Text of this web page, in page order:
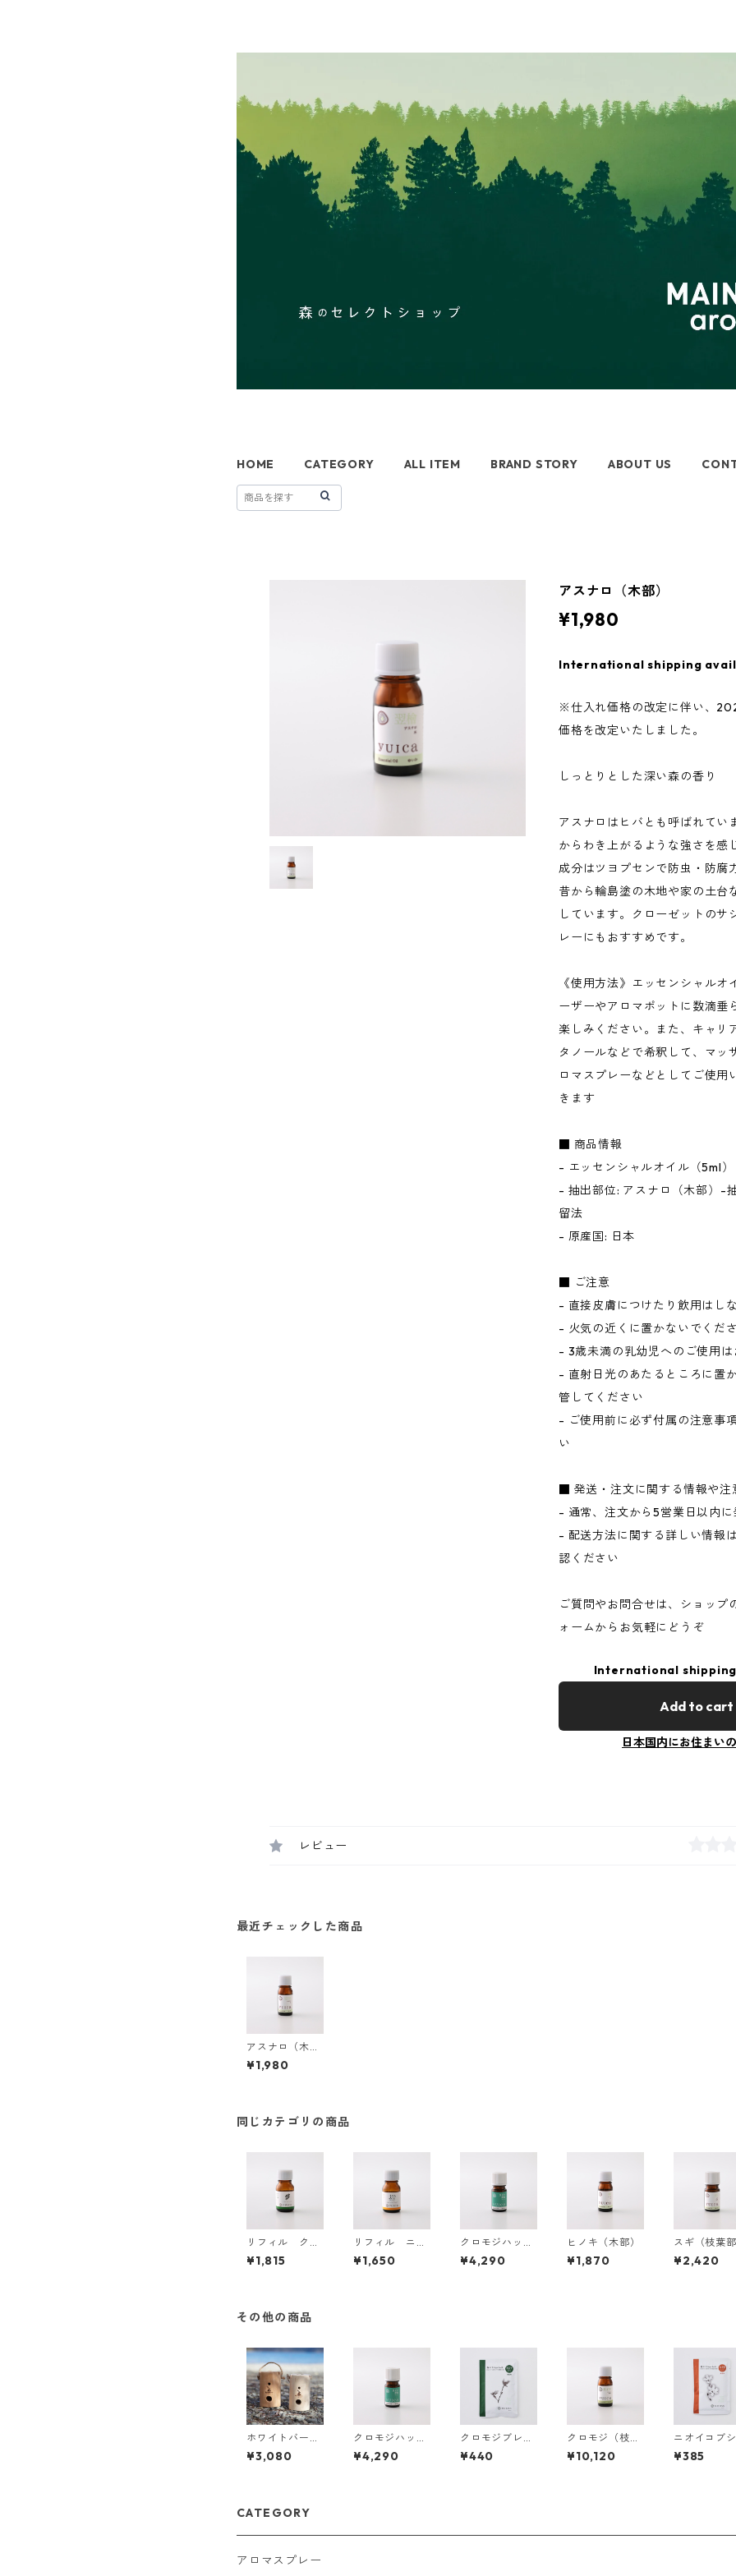
HOME CATEGORY ALL ITEM BRAND STORY ABOUT US
アスナロ（木部）
¥1,980
International shipping
※仕入れ価格の改定に伴い、
価格を改定いたしました。
しっとりとした深い森の香り
アスナロはヒバとも呼ばれてい
からわき上がるような強さを感
成分はツヨプセンで防虫・防腐
昔から輪島塗の木地や家の土台
しています。クローゼットのサ
レーにもおすすめです。
《使用方法》エッセンシャルオ
ーザーやアロマポットに数滴垂
楽しみください。また、キャリ
タノールなどで希釈して、マッ
ロマスプレーなどとしてご使用
きます
■ 商品情報
- エッセンシャルオイル（5ml）
- 抽出部位: アスナロ（木部）-
留法
- 原産国: 日本
■ ご注意
- 直接皮膚につけたり飲用はし
- 火気の近くに置かないでくだ
- 3歳未満の乳幼児へのご使用
- 直射日光のあたるところに置
管してください
- ご使用前に必ず付属の注意事
い
■ 発送・注文に関する情報や注
- 通常、注文から5営業日以内
- 配送方法に関する詳しい情報
認ください
ご質問やお問合せは、ショップ
ォームからお気軽にどうぞ
International
Add to cart
日本国内にお住まい
レビュー
最近チェックした商品
アスナロ（木
部）
¥1,980
同じカテゴリの商品
リフィル クロ
モジベース 自
然芳香液（森香
¥1,815
リフィル ニオ
イコブシベー
ス 自然芳香液
¥1,650
クロモジハッカ
ブレンド
¥4,290
ヒノキ（木部）
¥1,870
スギ（枝葉
¥2,420
その他の商品
ホワイトバーチ
（白樺）
¥3,080
クロモジハッカ
ブレンド
¥4,290
クロモジブレン
ド 森の7days
bath
¥440
クロモジ（枝葉
部）
¥10,120
ニオイコブ
レンド 森
ays bath
¥385
CATEGORY
アロマスプレー